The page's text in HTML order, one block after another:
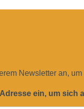
Newsletter an,
ein, um sich